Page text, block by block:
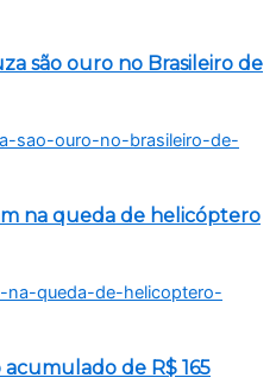
são ouro no Brasileiro de
na queda de helicóptero
de R$ 165